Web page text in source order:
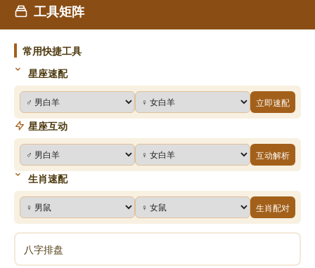
工具矩阵
常用快捷工具
星座速配
立即速配
星座互动
互动解析
生肖速配
生肖配对
八字排盘